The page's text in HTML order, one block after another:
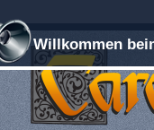
Willkommen